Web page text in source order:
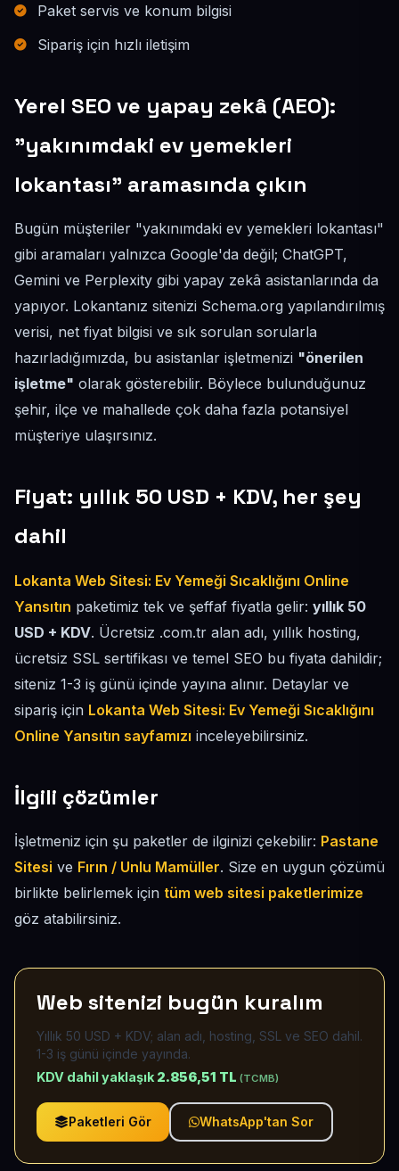
Paket servis ve konum bilgisi
Sipariş için hızlı iletişim
Yerel SEO ve yapay zekâ (AEO):
"yakınımdaki ev yemekleri
lokantası" aramasında çıkın
Bugün müşteriler "yakınımdaki ev yemekleri lokantası"
gibi aramaları yalnızca Google'da değil; ChatGPT,
Gemini ve Perplexity gibi yapay zekâ asistanlarında da
yapıyor. Lokantanız sitenizi Schema.org yapılandırılmış
verisi, net fiyat bilgisi ve sık sorulan sorularla
hazırladığımızda, bu asistanlar işletmenizi "önerilen
işletme" olarak gösterebilir. Böylece bulunduğunuz
şehir, ilçe ve mahallede çok daha fazla potansiyel
müşteriye ulaşırsınız.
Fiyat: yıllık 50 USD + KDV, her şey
dahil
Lokanta Web Sitesi: Ev Yemeği Sıcaklığını Online
Yansıtın paketimiz tek ve şeffaf fiyatla gelir: yıllık 50
USD + KDV. Ücretsiz .com.tr alan adı, yıllık hosting,
ücretsiz SSL sertifikası ve temel SEO bu fiyata dahildir;
siteniz 1-3 iş günü içinde yayına alınır. Detaylar ve
sipariş için Lokanta Web Sitesi: Ev Yemeği Sıcaklığını
Online Yansıtın sayfamızı inceleyebilirsiniz.
İlgili çözümler
İşletmeniz için şu paketler de ilginizi çekebilir: Pastane
Sitesi ve Fırın / Unlu Mamüller. Size en uygun çözümü
birlikte belirlemek için tüm web sitesi paketlerimize
göz atabilirsiniz.
Web sitenizi bugün kuralım
Yıllık 50 USD + KDV; alan adı, hosting, SSL ve SEO dahil.
1-3 iş günü içinde yayında.
KDV dahil yaklaşık 2.856,51 TL (TCMB)
Paketleri Gör WhatsApp'tan Sor